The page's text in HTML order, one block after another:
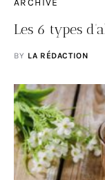
Les 6 types
BY LA RÉDACTION